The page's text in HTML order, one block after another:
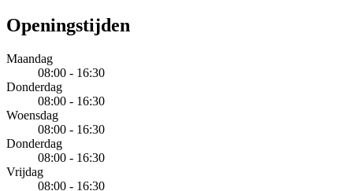
Openingstijden
Maandag
08:00 - 16:30
Donderdag
08:00 - 16:30
Woensdag
08:00 - 16:30
Donderdag
08:00 - 16:30
Vrijdag
08:00 - 16:30